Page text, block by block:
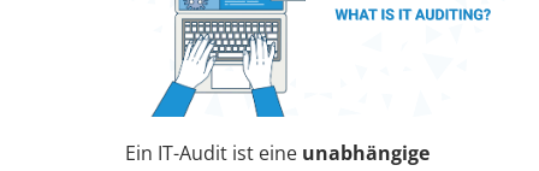
Ein IT-Audit ist eine unabhängige